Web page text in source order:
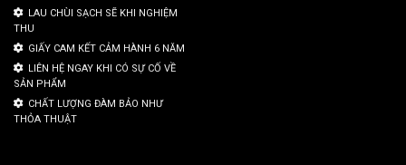
LAU CHÙI SẠCH SẼ KHI NGHIỆM
THU
GIẤY CAM KẾT CẢM HÀNH 6 NĂM
LIÊN HỆ NGAY KHI CÓ SỰ CỐ VỀ
SẢN PHẨM
CHẤT LƯỢNG ĐÀM BẢO NHƯ
THỎA THUẬT